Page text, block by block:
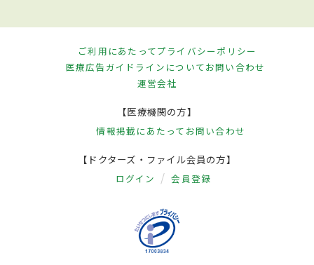
ご利用にあたってプライバシーポリシー
医療広告ガイドラインについてお問い合わせ
運営会社
【医療機関の方】
情報掲載にあたって お問い合わせ
【ドクターズ・ファイル会員の方】
ログイン 会員登録